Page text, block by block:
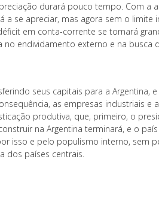
durará pouco tempo. Com
a se apreciar, mas agora sem o
em conta-corrente se tornará
no endividamento externo e na busca
seus capitais para a
as empresas industriais e
produtiva, que, primeiro, o
na Argentina terminará, e o
isso e pelo populismo interno, sem
dos países centrais.